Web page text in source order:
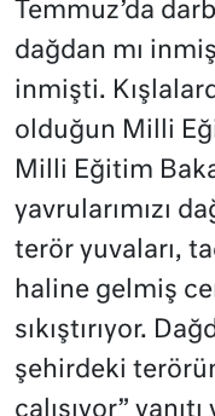
Temmuz’da
dağdan mı
inmişti.
olduğun Milli
Milli Eğitim
yavrularımızı
terör yuvaları,
haline gelmiş
sıkıştırıyor.
şehirdeki